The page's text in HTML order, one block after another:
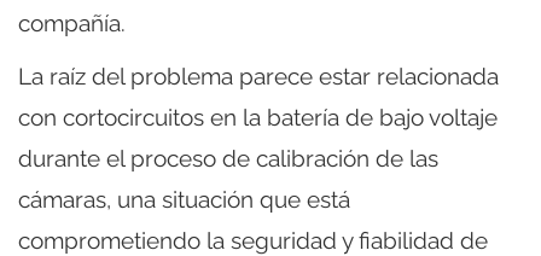
compañía.
La raíz del problema parece estar relacionada
con cortocircuitos en la batería de bajo voltaje
durante el proceso de calibración de las
cámaras, una situación que está
comprometiendo la seguridad y fiabilidad de